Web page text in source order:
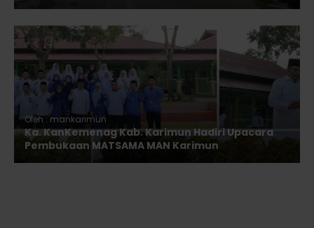
Oleh : mankarimun
Ka. KanKemenag Kab. Karimun Hadiri Upacara
Pembukaan MATSAMA MAN Karimun